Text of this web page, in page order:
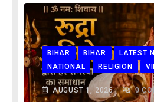
BIHAR BIHAR
LATEST
NATIONAL
RELIGION
AUGUST 1, 2026 0